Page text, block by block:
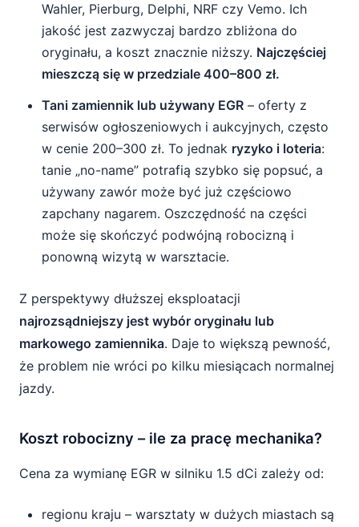
Wahler, Pierburg, Delphi, NRF czy Vemo. Ich
jakość jest zazwyczaj bardzo zbliżona do
oryginału, a koszt znacznie niższy. Najczęściej
mieszczą się w przedziale 400–800 zł.
Tani zamiennik lub używany EGR – oferty z
serwisów ogłoszeniowych i aukcyjnych, często
w cenie 200–300 zł. To jednak ryzyko i loteria:
tanie „no-name” potrafią szybko się popsuć, a
używany zawór może być już częściowo
zapchany nagarem. Oszczędność na części
może się skończyć podwójną robocizną i
ponowną wizytą w warsztacie.
Z perspektywy dłuższej eksploatacji
najrozsądniejszy jest wybór oryginału lub
markowego zamiennika. Daje to większą pewność,
że problem nie wróci po kilku miesiącach normalnej
jazdy.
Koszt robocizny – ile za pracę mechanika?
Cena za wymianę EGR w silniku 1.5 dCi zależy od:
regionu kraju – warsztaty w dużych miastach są